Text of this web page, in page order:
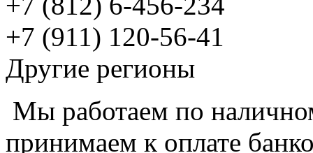
+7 (911) 120-56-41
Другие регионы
Мы работаем по
принимаем к оплате